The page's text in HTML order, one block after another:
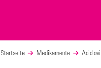
Startseite Medikamente